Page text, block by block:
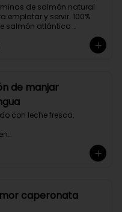
a tus comidas.
de salmón natural
emplatar y servir. 100%
salmón atlántico
sellado al vacío y
de manjar
con leche fresca.
caperonata